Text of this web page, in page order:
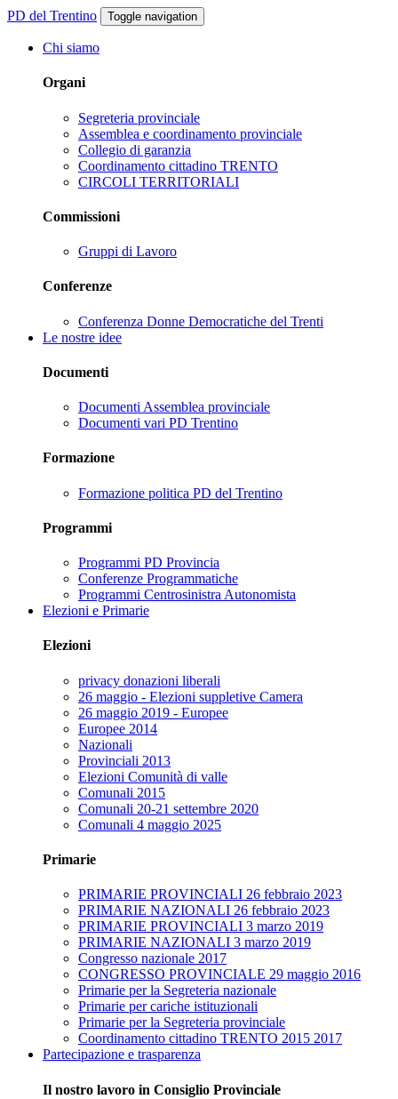
PD del Trentino Toggle navigation
Chi siamo
Organi
Segreteria provinciale
Assemblea e coordinamento provinciale
Collegio di garanzia
Coordinamento cittadino TRENTO
CIRCOLI TERRITORIALI
Commissioni
Gruppi di Lavoro
Conferenze
Conferenza Donne Democratiche del Trenti
Le nostre idee
Documenti
Documenti Assemblea provinciale
Documenti vari PD Trentino
Formazione
Formazione politica PD del Trentino
Programmi
Programmi PD Provincia
Conferenze Programmatiche
Programmi Centrosinistra Autonomista
Elezioni e Primarie
Elezioni
privacy donazioni liberali
26 maggio - Elezioni suppletive Camera
26 maggio 2019 - Europee
Europee 2014
Nazionali
Provinciali 2013
Elezioni Comunità di valle
Comunali 2015
Comunali 20-21 settembre 2020
Comunali 4 maggio 2025
Primarie
PRIMARIE PROVINCIALI 26 febbraio 2023
PRIMARIE NAZIONALI 26 febbraio 2023
PRIMARIE PROVINCIALI 3 marzo 2019
PRIMARIE NAZIONALI 3 marzo 2019
Congresso nazionale 2017
CONGRESSO PROVINCIALE 29 maggio 2016
Primarie per la Segreteria nazionale
Primarie per cariche istituzionali
Primarie per la Segreteria provinciale
Coordinamento cittadino TRENTO 2015 2017
Partecipazione e trasparenza
Il nostro lavoro in Consiglio Provinciale